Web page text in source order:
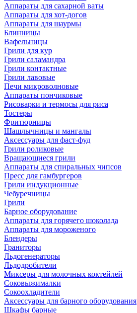
Аппараты для сахарной ваты
Аппараты для хот-догов
Аппараты для шаурмы
Блинницы
Вафельницы
Грили для кур
Грили саламандра
Грили контактные
Грили лавовые
Печи микроволновые
Аппараты пончиковые
Рисоварки и термосы для риса
Тостеры
Фритюрницы
Шашлычницы и мангалы
Аксессуары для фаст-фуд
Грили роликовые
Вращающиеся грили
Аппараты для спиральных чипсов
Пресс для гамбургеров
Грили индукционные
Чебуречницы
Грили
Барное оборудование
Аппараты для горячего шоколада
Аппараты для мороженого
Блендеры
Граниторы
Льдогенераторы
Льдодробители
Миксеры для молочных коктейлей
Соковыжималки
Сокоохладители
Аксессуары для барного оборудования
Шкафы барные